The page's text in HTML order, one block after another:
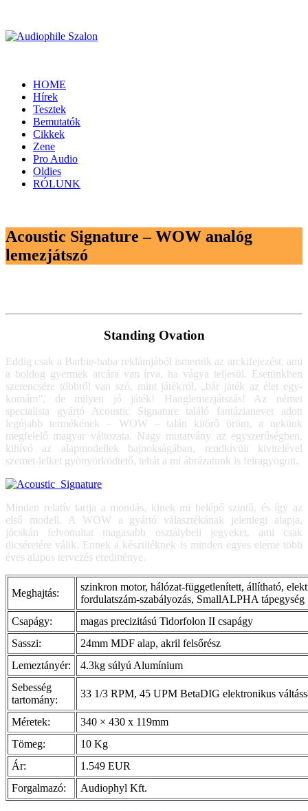
HOME
Hírek
Tesztek
Bemutatók
Cikkek
Zene
Pro Audio
Oldies
RÓLUNK
Acoustic Signature – WOW analóg
lemezjátszó
Standing Ovation
Eddig csak a Barbie-baba reklámjából ismertük az arckifejezést, ami
a boldog gyermek arcára van írva, ha vágya teljesül. Esetünkben
szerencsére többről van szó, mint játékról, „bár játék az élet egy-
komám”, de milyen jó játék! Hanglemezjátszás! Az német
specialista gyártó Acoustic Signature találó fantázianevet adott
legújabb termékének – WOW – talán kitörő öröm, a nekünk
megfelelő magyar változata. Nagy mutatvány az egyszerűségben,
kihívó az alapmodellek bajnokságában, rendkívüli kivitelével
szemet-lelket gyönyörködtető, tehát a mi ábrázatunk is felragyogott.
Minden relatív tartja a mondás, kinek mi belépő szintű, és így az
első modell. A WOW a gyártó választékának jelenlegi alapja,
jócskán felvonultat magasabb osztálybeli jegyeket, ami csak
dicséretére válik. Ennek a készüléknek is minden egyes eleme több
éves alapos tervezés eredménye.
Meghajtás:
szinkron motor, hálózat-függetlenített, állítható,
fordulatszám-szabályozás, SmallALPHA tápegység
Csapágy:
magas precizitású Tidorfolon II csapágy
Sasszi:
24mm MDF alap, akril felsőrész
Lemeztányér:
4.3kg súlyú Alumínium
Sebesség
tartomány:
33 1/3 RPM, 45 UPM BetaDIG elektronikus
Méretek:
340 × 430 x 119mm
Tömeg:
10 Kg
Ár:
1.549 EUR
Forgalmazó:
Audiophyl Kft.